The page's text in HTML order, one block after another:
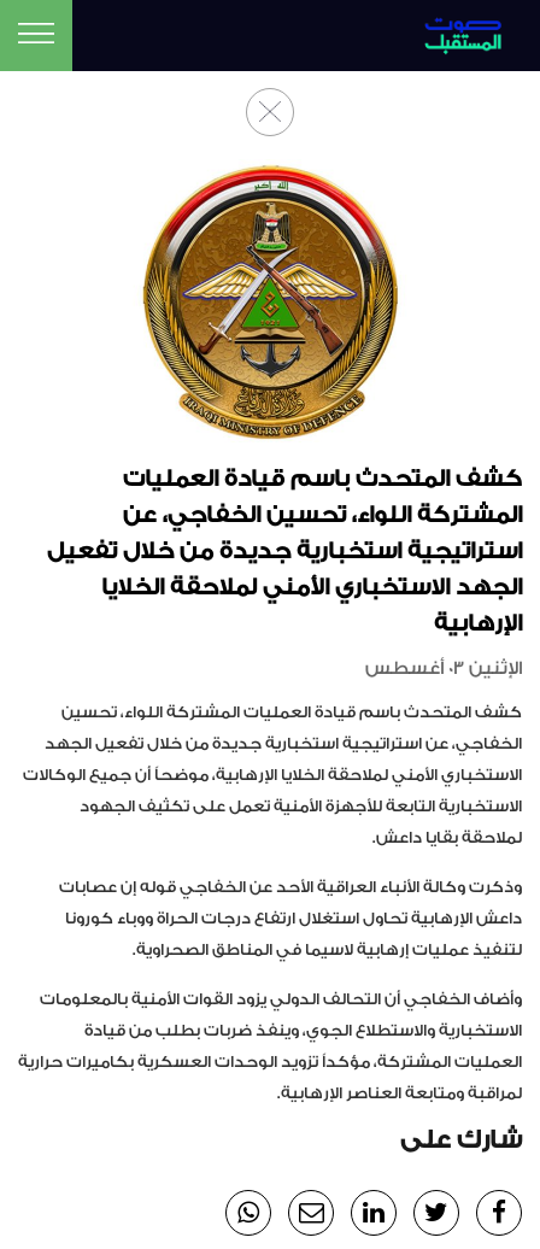
كشف المتحدث باسم قيادة العمليات
المشتركة اللواء، تحسين الخفاجي، عن
استراتيجية استخبارية جديدة من خلال تفعيل
الجهد الاستخباري الأمني لملاحقة الخلايا
الإرهابية
الإثنين 03 أغسطس
كشف المتحدث باسم قيادة العمليات المشتركة اللواء، تحسين
الخفاجي، عن استراتيجية استخبارية جديدة من خلال تفعيل الجهد
الاستخباري الأمني لملاحقة الخلايا الإرهابية، موضحاً أن جميع الوكالات
الاستخبارية التابعة للأجهزة الأمنية تعمل على تكثيف الجهود
لملاحقة بقايا داعش.
وذكرت وكالة الأنباء العراقية الأحد عن الخفاجي قوله إن عصابات
داعش الإرهابية تحاول استغلال ارتفاع درجات الحراة ووباء كورونا
لتنفيذ عمليات إرهابية لاسيما في المناطق الصحراوية.
وأضاف الخفاجي أن التحالف الدولي يزود القوات الأمنية بالمعلومات
الاستخبارية والاستطلاع الجوي، وينفذ ضربات بطلب من قيادة
العمليات المشتركة، مؤكداً تزويد الوحدات العسكرية بكاميرات حرارية
لمراقبة ومتابعة العناصر الإرهابية.
شارك على